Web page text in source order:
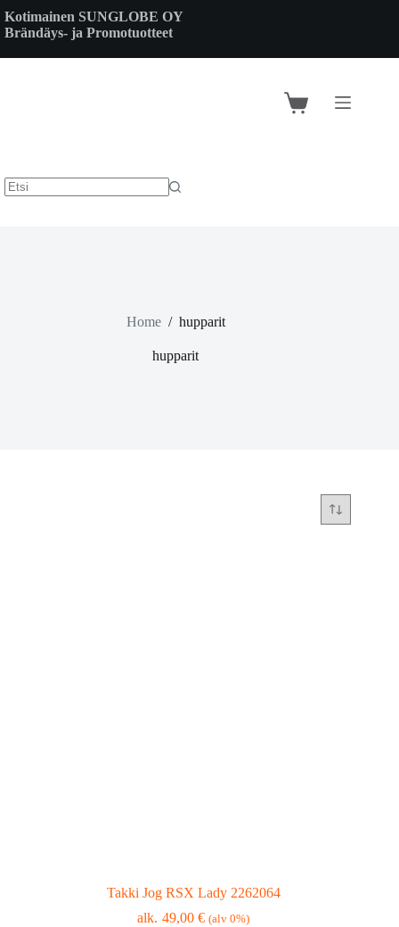
to
content
Kotimainen SUNGLOBE OY
Brändäys- ja Promotuotteet
Shopping
Home / hupparit
hupparit
Takki Jog RSX Lady 2262064
49,00€ (alv 0%)